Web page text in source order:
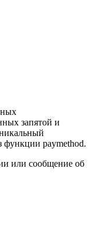
запятой и
функции paymethod.
или сообщение об